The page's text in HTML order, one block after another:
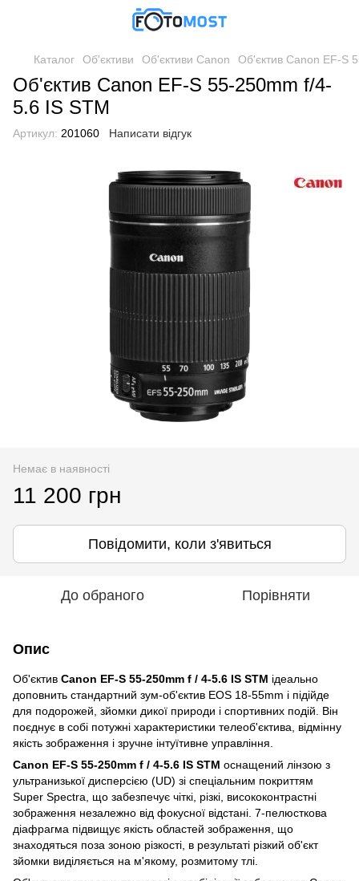
Каталог Об'єктиви Об'єктиви Canon Об'єктив Canon EF-S
Об'єктив Canon EF-S 55-250mm f/4-
5.6 IS STM
Артикул: 201060 Написати відгук
Немає в наявності
11 200 грн
Повідомити, коли з'явиться
До обраного Порівняти
Опис
Об'єктив Canon EF-S 55-250mm f / 4-5.6 IS STM ідеально
доповнить стандартний зум-об'єктив EOS 18-55mm і підійде
для подорожей, зйомки дикої природи і спортивних подій. Він
поєднує в собі потужні характеристики телеоб'єктива, відмінну
якість зображення і зручне інтуїтивне управління.
Canon EF-S 55-250mm f / 4-5.6 IS STM оснащений лінзою з
ультранизької дисперсією (UD) зі спеціальним покриттям
Super Spectra, що забезпечує чіткі, різкі, висококонтрастні
зображення незалежно від фокусної відстані. 7-пелюсткова
діафрагма підвищує якість областей зображення, що
знаходяться поза зоною різкості, в результаті різкий об'єкт
зйомки виділяється на м'якому, розмитому тлі.